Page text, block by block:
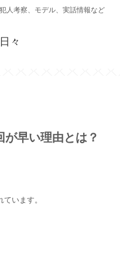
人考察、モデル、実話情報など
々
が早い理由とは？
います。